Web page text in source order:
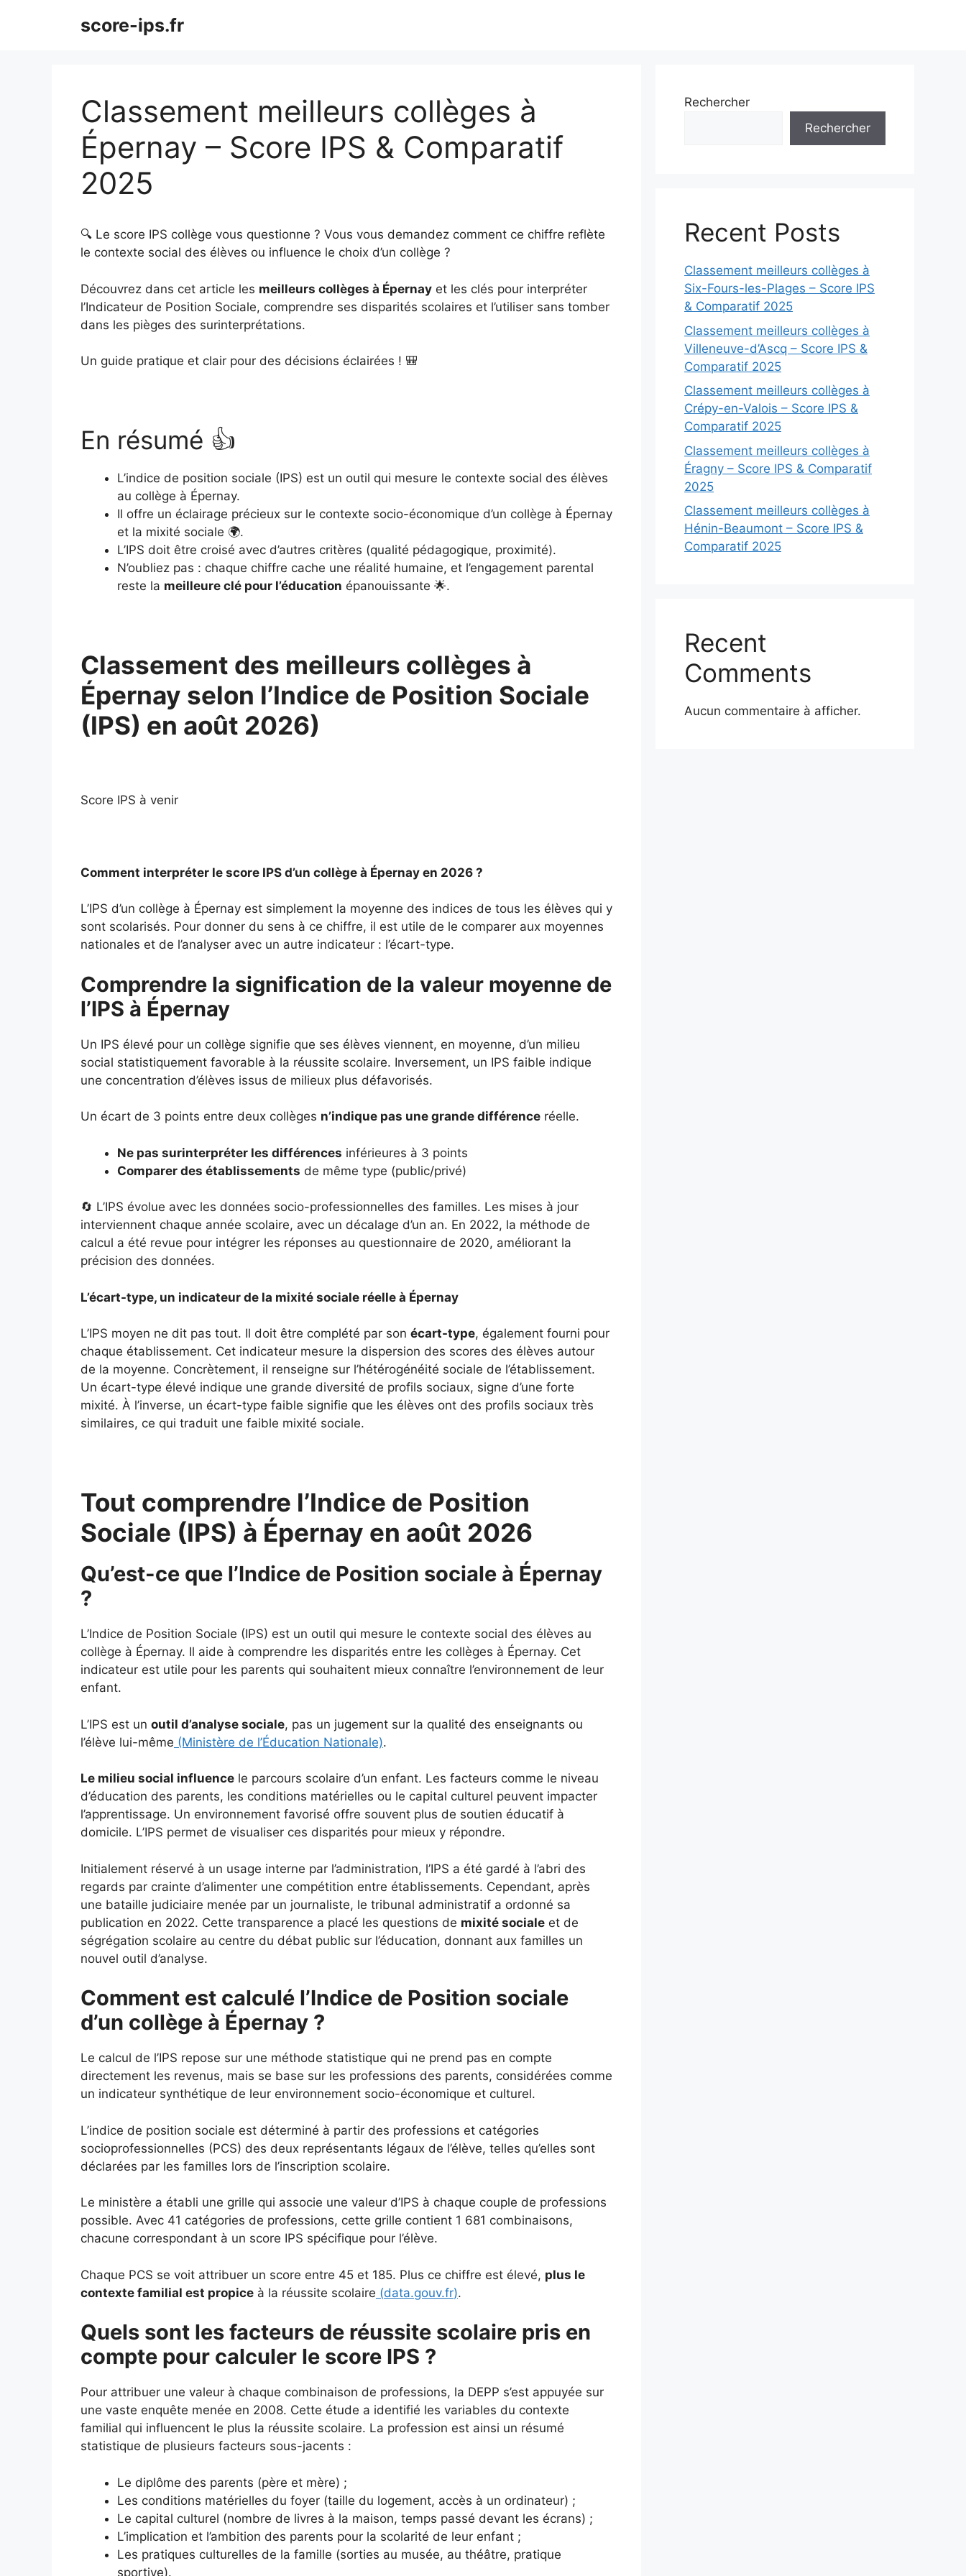
score-ips.fr
Classement meilleurs collèges à
Épernay – Score IPS & Comparatif
2025
🔍 Le score IPS collège vous questionne ? Vous vous demandez comment ce chiffre reflète
le contexte social des élèves ou influence le choix d’un collège ?
Découvrez dans cet article les meilleurs collèges à Épernay et les clés pour interpréter
l’Indicateur de Position Sociale, comprendre ses disparités scolaires et l’utiliser sans tomber
dans les pièges des surinterprétations.
Un guide pratique et clair pour des décisions éclairées ! 🎒
En résumé 👍
L’indice de position sociale (IPS) est un outil qui mesure le contexte social des élèves
au collège à Épernay.
Il offre un éclairage précieux sur le contexte socio-économique d’un collège à Épernay
et la mixité sociale 🌍.
L’IPS doit être croisé avec d’autres critères (qualité pédagogique, proximité).
N’oubliez pas : chaque chiffre cache une réalité humaine, et l’engagement parental
reste la meilleure clé pour l’éducation épanouissante 🌟.
Classement des meilleurs collèges à
Épernay selon l’Indice de Position Sociale
(IPS) en août 2026)
Score IPS à venir
Comment interpréter le score IPS d’un collège à Épernay en 2026 ?
L’IPS d’un collège à Épernay est simplement la moyenne des indices de tous les élèves qui y
sont scolarisés. Pour donner du sens à ce chiffre, il est utile de le comparer aux moyennes
nationales et de l’analyser avec un autre indicateur : l’écart-type.
Comprendre la signification de la valeur moyenne de
l’IPS à Épernay
Un IPS élevé pour un collège signifie que ses élèves viennent, en moyenne, d’un milieu
social statistiquement favorable à la réussite scolaire. Inversement, un IPS faible indique
une concentration d’élèves issus de milieux plus défavorisés.
Un écart de 3 points entre deux collèges n’indique pas une grande différence réelle.
Ne pas surinterpréter les différences inférieures à 3 points
Comparer des établissements de même type (public/privé)
🔄 L’IPS évolue avec les données socio-professionnelles des familles. Les mises à jour
interviennent chaque année scolaire, avec un décalage d’un an. En 2022, la méthode de
calcul a été revue pour intégrer les réponses au questionnaire de 2020, améliorant la
précision des données.
L’écart-type, un indicateur de la mixité sociale réelle à Épernay
L’IPS moyen ne dit pas tout. Il doit être complété par son écart-type, également fourni pour
chaque établissement. Cet indicateur mesure la dispersion des scores des élèves autour
de la moyenne. Concrètement, il renseigne sur l’hétérogénéité sociale de l’établissement.
Un écart-type élevé indique une grande diversité de profils sociaux, signe d’une forte
mixité. À l’inverse, un écart-type faible signifie que les élèves ont des profils sociaux très
similaires, ce qui traduit une faible mixité sociale.
Tout comprendre l’Indice de Position
Sociale (IPS) à Épernay en août 2026
Qu’est-ce que l’Indice de Position sociale à Épernay
?
L’Indice de Position Sociale (IPS) est un outil qui mesure le contexte social des élèves au
collège à Épernay. Il aide à comprendre les disparités entre les collèges à Épernay. Cet
indicateur est utile pour les parents qui souhaitent mieux connaître l’environnement de leur
enfant.
L’IPS est un outil d’analyse sociale, pas un jugement sur la qualité des enseignants ou
l’élève lui-même (Ministère de l’Éducation Nationale).
Le milieu social influence le parcours scolaire d’un enfant. Les facteurs comme le niveau
d’éducation des parents, les conditions matérielles ou le capital culturel peuvent impacter
l’apprentissage. Un environnement favorisé offre souvent plus de soutien éducatif à
domicile. L’IPS permet de visualiser ces disparités pour mieux y répondre.
Initialement réservé à un usage interne par l’administration, l’IPS a été gardé à l’abri des
regards par crainte d’alimenter une compétition entre établissements. Cependant, après
une bataille judiciaire menée par un journaliste, le tribunal administratif a ordonné sa
publication en 2022. Cette transparence a placé les questions de mixité sociale et de
ségrégation scolaire au centre du débat public sur l’éducation, donnant aux familles un
nouvel outil d’analyse.
Comment est calculé l’Indice de Position sociale
d’un collège à Épernay ?
Le calcul de l’IPS repose sur une méthode statistique qui ne prend pas en compte
directement les revenus, mais se base sur les professions des parents, considérées comme
un indicateur synthétique de leur environnement socio-économique et culturel.
L’indice de position sociale est déterminé à partir des professions et catégories
socioprofessionnelles (PCS) des deux représentants légaux de l’élève, telles qu’elles sont
déclarées par les familles lors de l’inscription scolaire.
Le ministère a établi une grille qui associe une valeur d’IPS à chaque couple de professions
possible. Avec 41 catégories de professions, cette grille contient 1 681 combinaisons,
chacune correspondant à un score IPS spécifique pour l’élève.
Chaque PCS se voit attribuer un score entre 45 et 185. Plus ce chiffre est élevé, plus le
contexte familial est propice à la réussite scolaire (data.gouv.fr).
Quels sont les facteurs de réussite scolaire pris en
compte pour calculer le score IPS ?
Pour attribuer une valeur à chaque combinaison de professions, la DEPP s’est appuyée sur
une vaste enquête menée en 2008. Cette étude a identifié les variables du contexte
familial qui influencent le plus la réussite scolaire. La profession est ainsi un résumé
statistique de plusieurs facteurs sous-jacents :
Le diplôme des parents (père et mère) ;
Les conditions matérielles du foyer (taille du logement, accès à un ordinateur) ;
Le capital culturel (nombre de livres à la maison, temps passé devant les écrans) ;
L’implication et l’ambition des parents pour la scolarité de leur enfant ;
Les pratiques culturelles de la famille (sorties au musée, au théâtre, pratique
sportive).
Rechercher
Rechercher
Recent Posts
Classement meilleurs collèges à
Six-Fours-les-Plages – Score IPS
& Comparatif 2025
Classement meilleurs collèges à
Villeneuve-d’Ascq – Score IPS &
Comparatif 2025
Classement meilleurs collèges à
Crépy-en-Valois – Score IPS &
Comparatif 2025
Classement meilleurs collèges à
Éragny – Score IPS & Comparatif
2025
Classement meilleurs collèges à
Hénin-Beaumont – Score IPS &
Comparatif 2025
Recent
Comments
Aucun commentaire à afficher.